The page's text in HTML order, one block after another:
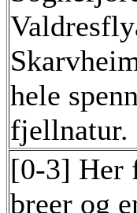
hele
fjellnatur.
[0-3] Her
breer og